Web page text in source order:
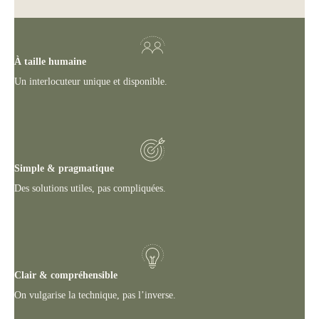
À taille humaine
Un interlocuteur unique et disponible.
Simple & pragmatique
Des solutions utiles, pas compliquées.
Clair & compréhensible
On vulgarise la technique, pas l’inverse.